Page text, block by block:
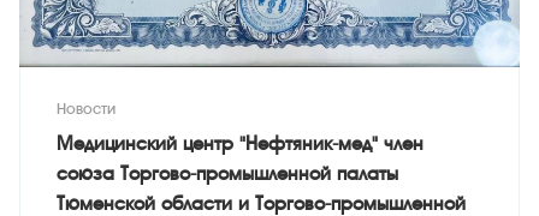
Новости
Медицинский центр "Нефтяник-мед" член
союза Торгово-промышленной палаты
Тюменской области и Торгово-промышленной